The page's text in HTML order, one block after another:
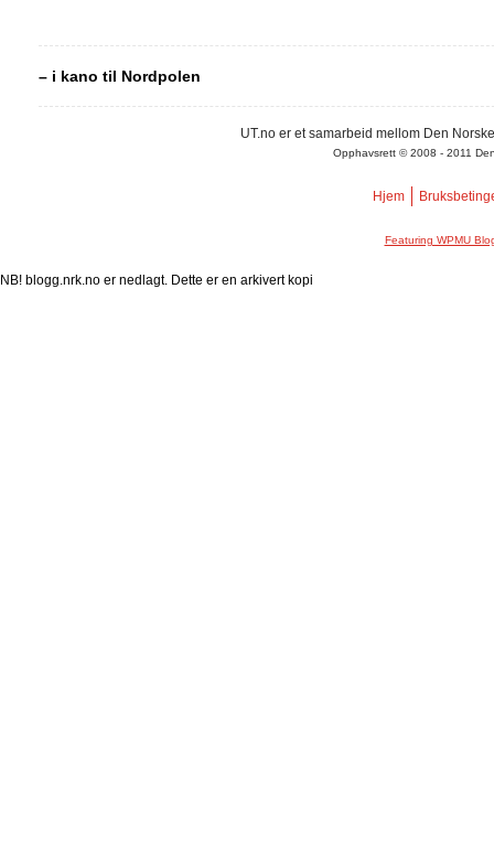
– i kano til Nordpolen
UT.no er et samarbeid mellom Den
Opphavsrett © 2008 - 2011
Hjem
Featuring WPMU
NB! blogg.nrk.no er nedlagt. Dette er en arkivert kopi